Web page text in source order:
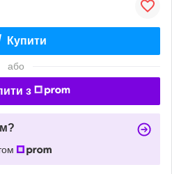
Купити
або
з